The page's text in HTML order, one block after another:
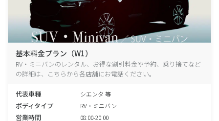
基本料金プラン（W1）
RV・ミニバンのレンタル、お得な割引料金や予約、乗り捨てなど
の詳細は、こちらから各店舗にお電話ください。
代表車種 シエンタ 等
ボディタイプ RV・ミニバン
営業時間 08:00-20:00